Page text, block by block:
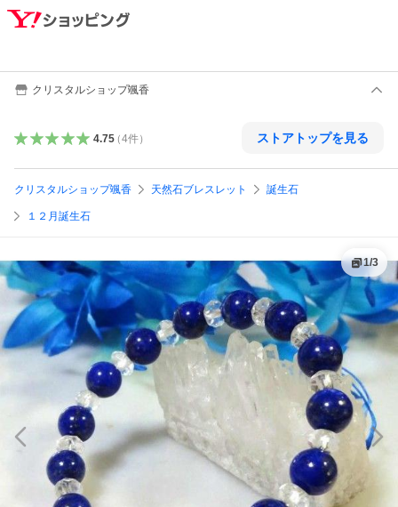
クリスタルショップ颯香
4.75（4件） ストアトップを見る
クリスタルショップ颯香 天然石ブレスレット 誕生石
１２月誕生石
1/3